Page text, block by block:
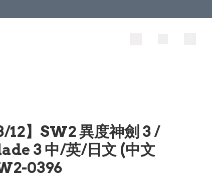
12】SW2 異度神劍 3 /
3 中/英/日文 (中文
0396